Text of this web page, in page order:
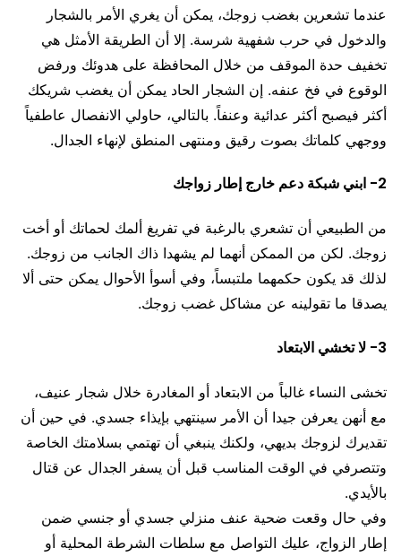
عندما تشعرين بغضب زوجك، يمكن أن يغري الأمر بالشجار
والدخول في حرب شفهية شرسة. إلا أن الطريقة الأمثل هي
تخفيف حدة الموقف من خلال المحافظة على هدوئك ورفض
الوقوع في فخ عنفه. إن الشجار الحاد يمكن أن يغضب شريكك
أكثر فيصبح أكثر عدائية وعنفاً. بالتالي، حاولي الانفصال عاطفياً
ووجهي كلماتك بصوت رقيق ومنتهى المنطق لإنهاء الجدال.
2- ابني شبكة دعم خارج إطار زواجك
من الطبيعي أن تشعري بالرغبة في تفريغ ألمك لحماتك أو أخت
زوجك. لكن من الممكن أنهما لم يشهدا ذاك الجانب من زوجك.
لذلك قد يكون حكمهما ملتبساً، وفي أسوأ الأحوال يمكن حتى ألا
يصدقا ما تقولينه عن مشاكل غضب زوجك.
3- لا تخشي الابتعاد
تخشى النساء غالباً من الابتعاد أو المغادرة خلال شجار عنيف،
مع أنهن يعرفن جيدا أن الأمر سينتهي بإيذاء جسدي. في حين أن
تقديرك لزوجك بديهي، ولكنك ينبغي أن تهتمي بسلامتك الخاصة
وتتصرفي في الوقت المناسب قبل أن يسفر الجدال عن قتال
بالأيدي.
وفي حال وقعت ضحية عنف منزلي جسدي أو جنسي ضمن
إطار الزواج، عليك التواصل مع سلطات الشرطة المحلية أو